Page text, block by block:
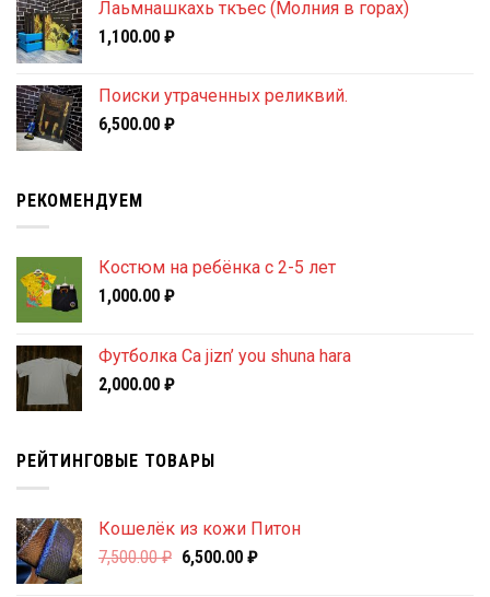
Лаьмнашкахь ткъес (Молния в горах)
1,100.00 ₽
Поиски утраченных реликвий.
6,500.00 ₽
РЕКОМЕНДУЕМ
Костюм на ребёнка с 2-5 лет
1,000.00 ₽
Футболка Ca jizn’ you shuna hara
2,000.00 ₽
РЕЙТИНГОВЫЕ ТОВАРЫ
Кошелёк из кожи Питон
7,500.00₽ Первоначальная
6,500.00 ₽Текущая